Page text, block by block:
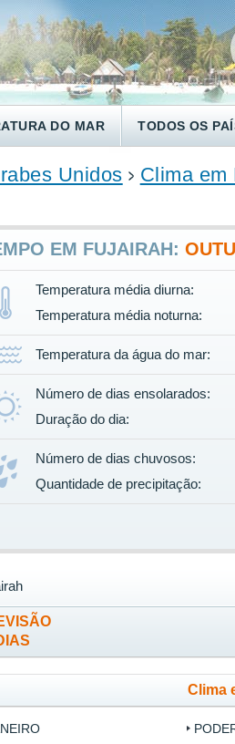
DO MAR TODOS OS
Unidos Clima em
EM FUJAIRAH:
Temperatura média diurna:
Temperatura média noturna:
Temperatura da água do mar:
Número de dias ensolarados:
Duração do dia:
Número de dias chuvosos:
Quantidade de precipitação:
Clima